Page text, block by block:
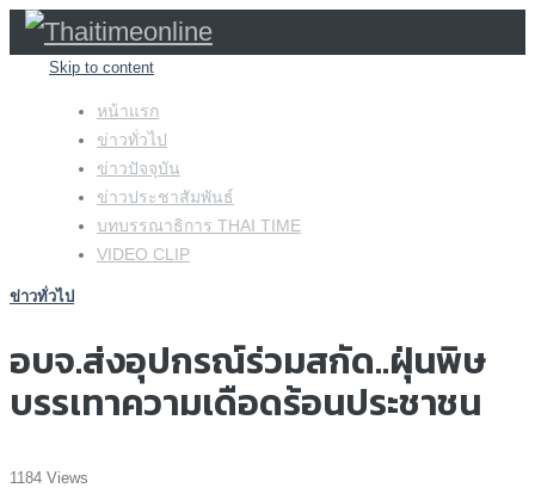
Skip to content
หน้าแรก
ข่าวทั่วไป
ข่าวปัจจุบัน
ข่าวประชาสัมพันธ์
บทบรรณาธิการ THAI TIME
VIDEO CLIP
ข่าวทั่วไป
อบจ.ส่งอุปกรณ์ร่วมสกัด..ฝุ่นพิษ
บรรเทาความเดือดร้อนประชาชน
1184 Views